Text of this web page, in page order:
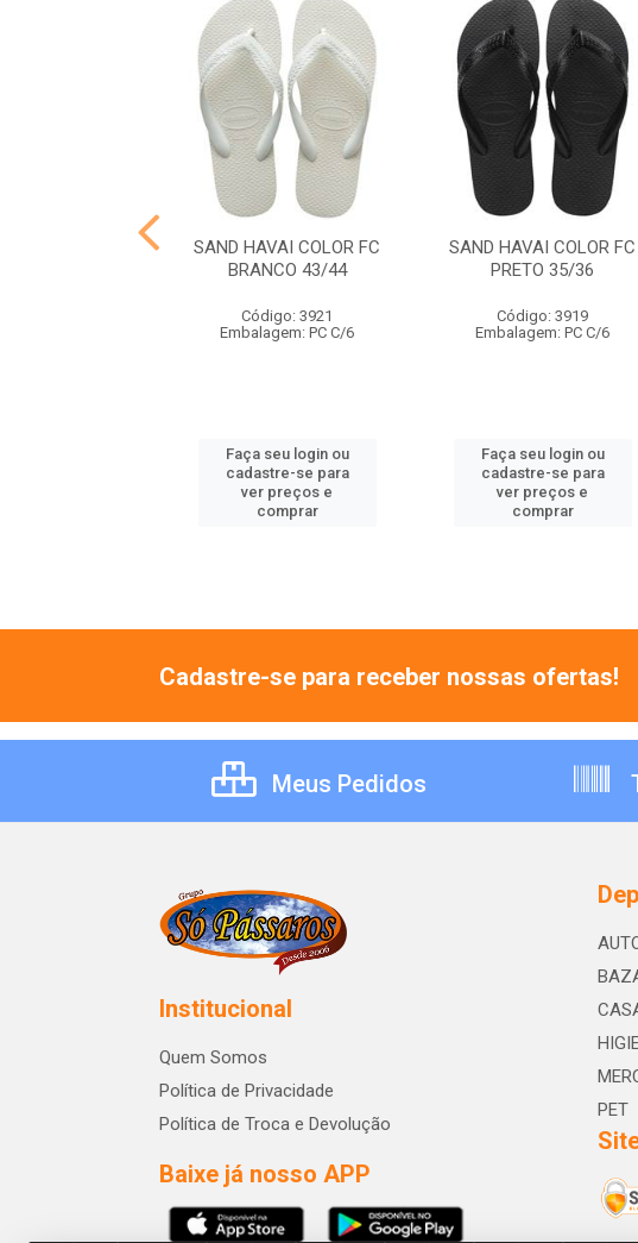
SAND HAVAI COLOR FC
BRANCO 43/44
Código: 3921
Embalagem: PC C/6
Faça seu login ou
cadastre-se para
ver preços e
comprar
SAND HAVAI COLOR FC
PRETO 35/36
Código: 3919
Embalagem: PC C/6
Faça seu login ou
cadastre-se para
ver preços e
comprar
Cadastre-se para receber nossas ofertas!
Meus Pedidos
Institucional
Quem Somos
Política de Privacidade
Política de Troca e Devolução
Baixe já nosso APP
PET